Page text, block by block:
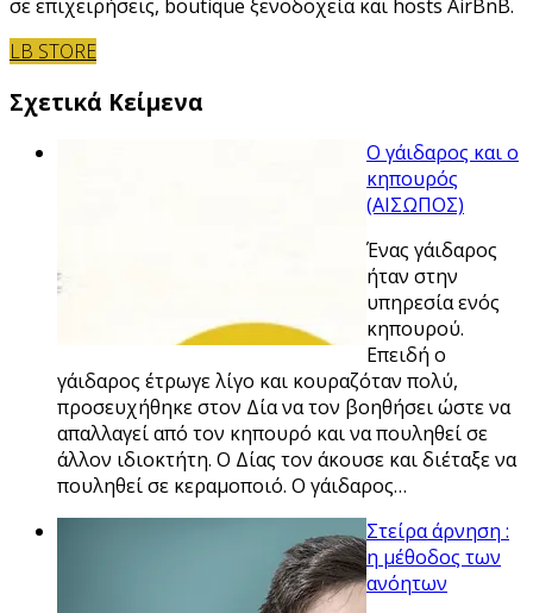
σε επιχειρήσεις, boutique ξενοδοχεία και hosts AirBnB.
LB STORE
Σχετικά Κείμενα
Ο γάιδαρος και ο
κηπουρός
(ΑΙΣΩΠΟΣ)
Ένας γάιδαρος
ήταν στην
υπηρεσία ενός
κηπουρού.
Επειδή ο
γάιδαρος έτρωγε λίγο και κουραζόταν πολύ,
προσευχήθηκε στον Δία να τον βοηθήσει ώστε να
απαλλαγεί από τον κηπουρό και να πουληθεί σε
άλλον ιδιοκτήτη. Ο Δίας τον άκουσε και διέταξε να
πουληθεί σε κεραμοποιό. Ο γάιδαρος…
Στείρα άρνηση :
η μέθοδος των
ανόητων